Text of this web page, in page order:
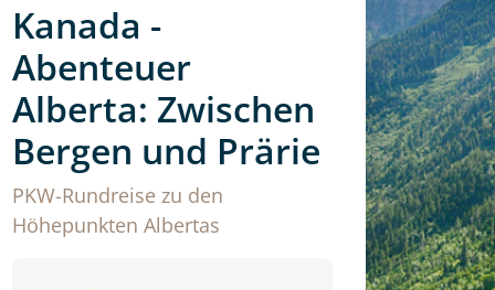
Kanada -
Abenteuer
Alberta: Zwischen
Bergen und Prärie
PKW-Rundreise zu den
Höhepunkten Albertas